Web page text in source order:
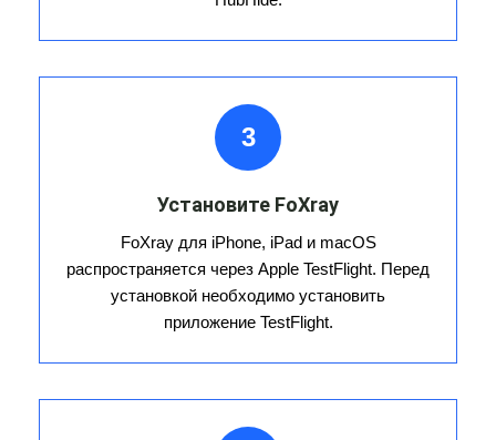
3
Установите FoXray
FoXray для iPhone, iPad и macOS
распространяется через Apple TestFlight. Перед
установкой необходимо установить
приложение TestFlight.